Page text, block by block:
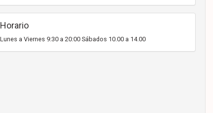
Horario
Lunes a Viernes 9:30 a 20:00 Sábados 10.00 a 14.00